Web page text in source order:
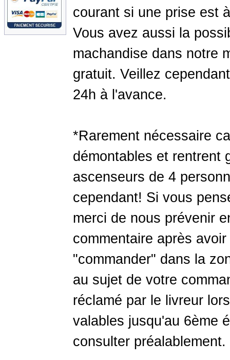
courant si une prise est
Vous avez aussi la
machandise dans notre
gratuit. Veillez
24h à l'avance.
*Rarement nécessaire
démontables et rentrent
ascenseurs de 4
cependant! Si vous
merci de nous prévenir
commentaire après
"commander" dans la
au sujet de votre
réclamé par le livreur
valables jusqu'au 6ème
consulter préalablement.